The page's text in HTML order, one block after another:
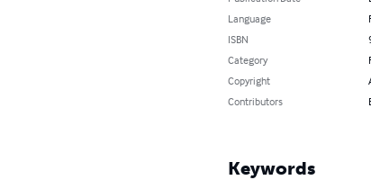
Language
ISBN
Category
Copyright
Contributors
Keywords